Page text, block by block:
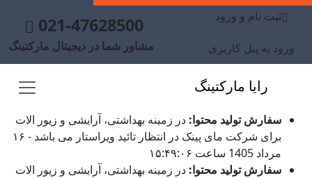
ثبت نام و ورود
ورود به پنل کاربری
021-47628500
مشاور شما در دیجیتال مارکتینگ
رایا مارکتینگ
سفارش تولید محتوا: در زمینه بهداشتی، آرایشی و زیور الات
برای شرکت مای پینک در انتظار تائید ویراستار می باشد - ۱۶
مرداد 1405 ساعت ۱۵:۴۹:۰۶
سفارش تولید محتوا: در زمینه بهداشتی، آرایشی و زیور الات